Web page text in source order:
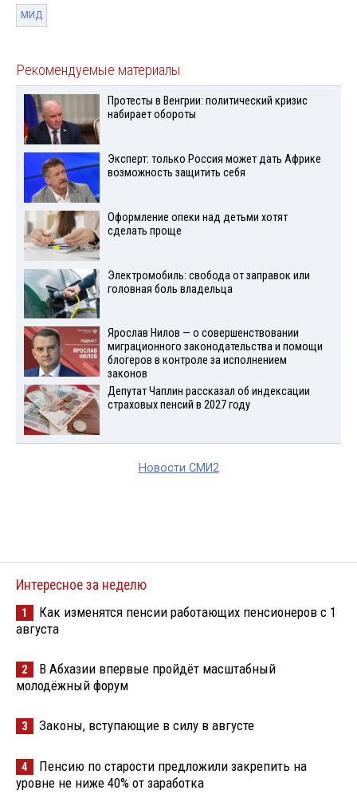
МИД
Рекомендуемые материалы
Протесты в Венгрии: политический кризис
набирает обороты
Эксперт: только Россия может дать Африке
возможность защитить себя
Оформление опеки над детьми хотят
сделать проще
Электромобиль: свобода от заправок или
головная боль владельца
Ярослав Нилов — о совершенствовании
миграционного законодательства и помощи
блогеров в контроле за исполнением
законов
Депутат Чаплин рассказал об индексации
страховых пенсий в 2027 году
Новости СМИ2
Интересное за неделю
1
Как изменятся пенсии работающих пенсионеров с 1
августа
2
В Абхазии впервые пройдёт масштабный
молодёжный форум
3 Законы, вступающие в силу в августе
4
Пенсию по старости предложили закрепить на
уровне не ниже 40% от заработка